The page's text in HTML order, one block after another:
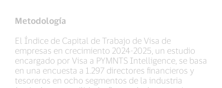
Metodología
El Índice de Capital de Trabajo de Visa de
empresas en crecimiento 2024-2025, un estudio
encargado por Visa a PYMNTS Intelligence, se basa
en una encuesta a 1.297 directores financieros y
tesoreros en ocho segmentos de la industria